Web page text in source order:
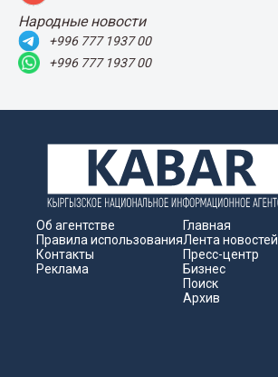
Народные новости
+996 777 1937 00
+996 777 1937 00
Об агентстве
Правила использования
Контакты
Реклама
Главная
Лента новостей
Пресс-центр
Бизнес
Поиск
Архив